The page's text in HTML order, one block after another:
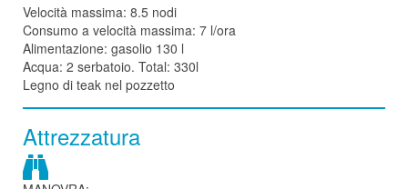
Velocità massima: 8.5 nodi
Consumo a velocità massima: 7 l/ora
Alimentazione: gasolio 130 l
Acqua: 2 serbatoio. Total: 330l
Legno di teak nel pozzetto
Attrezzatura